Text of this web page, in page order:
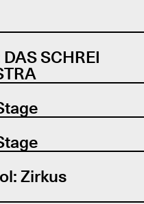
SCHREI
Zirkus